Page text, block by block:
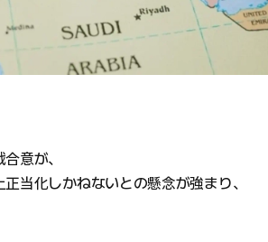
意が、
当化しかねないとの懸念が強まり、